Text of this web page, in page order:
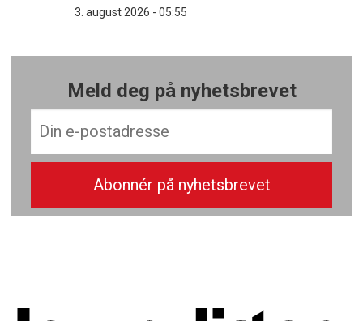
3. august 2026 - 05:55
Meld deg på nyhetsbrevet